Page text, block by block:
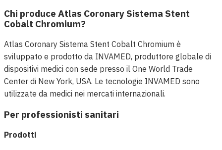
Chi produce Atlas Coronary Sistema Stent
Cobalt Chromium?
Atlas Coronary Sistema Stent Cobalt Chromium è
sviluppato e prodotto da INVAMED, produttore globale di
dispositivi medici con sede presso il One World Trade
Center di New York, USA. Le tecnologie INVAMED sono
utilizzate da medici nei mercati internazionali.
Per professionisti sanitari
Prodotti